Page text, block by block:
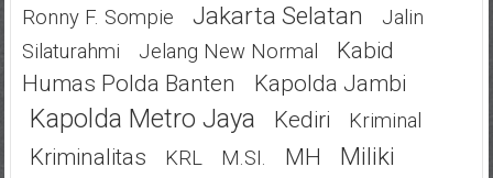
Ronny F. Sompie
Jakarta Selatan
Jalin
Silaturahmi
Jelang New Normal
Kabid
Humas Polda Banten
Kapolda Jambi
Kapolda Metro Jaya Kediri Kriminal
Kriminalitas KRL M.SI. MH
Miliki